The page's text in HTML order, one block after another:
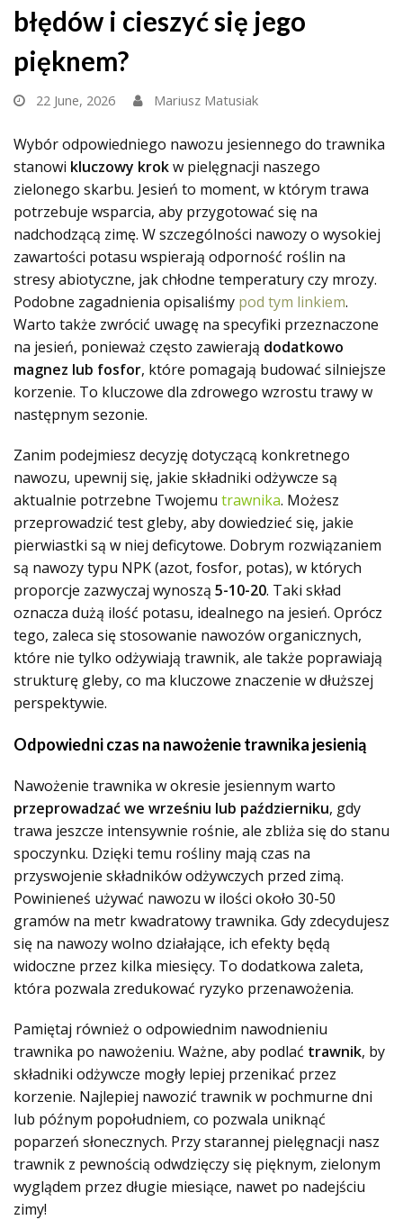
błędów i cieszyć się jego
pięknem?
22 June, 2026 Mariusz Matusiak
Wybór odpowiedniego nawozu jesiennego do trawnika
stanowi kluczowy krokw pielęgnacji naszego
zielonego skarbu. Jesień to moment, w którym trawa
potrzebuje wsparcia, aby przygotować się na
nadchodzącą zimę. W szczególności nawozy o wysokiej
zawartości potasu wspierają odporność roślin na
stresy abiotyczne, jak chłodne temperatury czy mrozy.
Podobne zagadnienia opisaliśmy pod tym linkiem.
Warto także zwrócić uwagę na specyfiki przeznaczone
na jesień, ponieważ często zawierają dodatkowo
magnez lub fosfor, które pomagają budować silniejsze
korzenie. To kluczowe dla zdrowego wzrostu trawy w
następnym sezonie.
Zanim podejmiesz decyzję dotyczącą konkretnego
nawozu, upewnij się, jakie składniki odżywcze są
aktualnie potrzebne Twojemu trawnika. Możesz
przeprowadzić test gleby, aby dowiedzieć się, jakie
pierwiastki są w niej deficytowe. Dobrym rozwiązaniem
są nawozy typu NPK (azot, fosfor, potas), w których
proporcje zazwyczaj wynoszą 5-10-20. Taki skład
oznacza dużą ilość potasu, idealnego na jesień. Oprócz
tego, zaleca się stosowanie nawozów organicznych,
które nie tylko odżywiają trawnik, ale także poprawiają
strukturę gleby, co ma kluczowe znaczenie w dłuższej
perspektywie.
Odpowiedni czas na nawożenie trawnika jesienią
Nawożenie trawnika w okresie jesiennym warto
przeprowadzać we wrześniu lub październiku, gdy
trawa jeszcze intensywnie rośnie, ale zbliża się do stanu
spoczynku. Dzięki temu rośliny mają czas na
przyswojenie składników odżywczych przed zimą.
Powinieneś używać nawozu w ilości około 30-50
gramów na metr kwadratowy trawnika. Gdy zdecydujesz
się na nawozy wolno działające, ich efekty będą
widoczne przez kilka miesięcy. To dodatkowa zaleta,
która pozwala zredukować ryzyko przenawożenia.
Pamiętaj również o odpowiednim nawodnieniu
trawnika po nawożeniu. Ważne, aby podlać trawnik, by
składniki odżywcze mogły lepiej przenikać przez
korzenie. Najlepiej nawozić trawnik w pochmurne dni
lub późnym popołudniem, co pozwala uniknąć
poparzeń słonecznych. Przy starannej pielęgnacji nasz
trawnik z pewnością odwdzięczy się pięknym, zielonym
wyglądem przez długie miesiące, nawet po nadejściu
zimy!